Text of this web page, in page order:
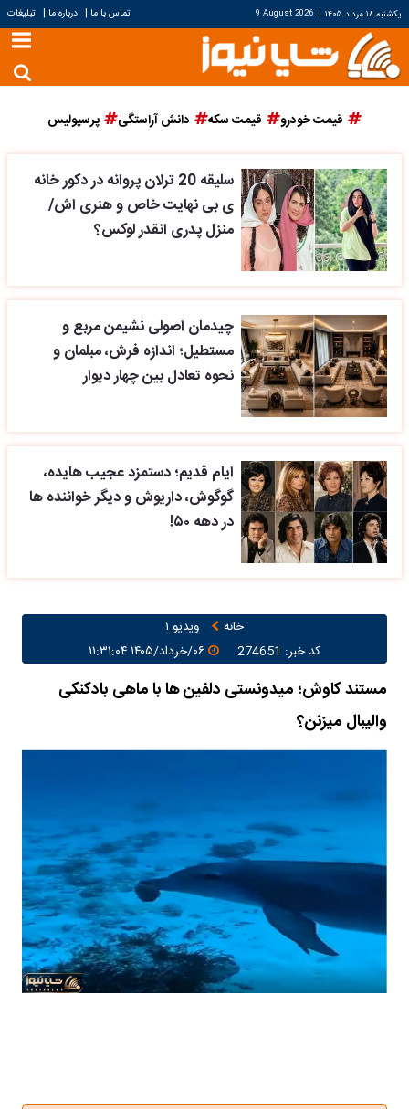
یکشنبه ۱۸ مرداد ۱۴۰۵ |
9 August 2026 تماس با ما | درباره ما | تبلیغات
قیمت خودرو قیمت سکه دانش آراستگی پرسپولیس
سلیقه 20 ترلان پروانه در دکور خانه
ی بی نهایت خاص و هنری اش/
منزل پدری انقدر لوکس؟
چیدمان اصولی نشیمن مربع و
مستطیل؛ اندازه فرش، مبلمان و
نحوه تعادل بین چهار دیوار
ایام قدیم؛ دستمزد عجیب هایده،
گوگوش، داریوش و دیگر خواننده ها
در دهه ۵۰!
خانه
ویدیو ۱
کد خبر: 274651
۰۶/خرداد/۱۴۰۵ ۱۱:۳۱:۰۴
مستند کاوش؛ میدونستی دلفین ها با ماهی بادکنکی
والیبال میزنن؟